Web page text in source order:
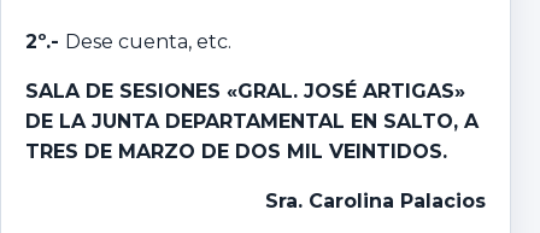
2º.- Dese cuenta, etc.
SALA DE SESIONES «GRAL. JOSÉ ARTIGAS»
DE LA JUNTA DEPARTAMENTAL EN SALTO, A
TRES DE MARZO DE DOS MIL VEINTIDOS.
Sra. Carolina Palacios